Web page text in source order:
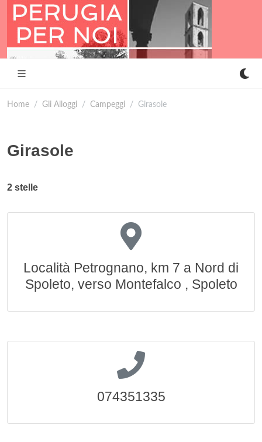
Home Gli Alloggi Campeggi Girasole
Girasole
2 stelle
Località Petrognano, km 7 a Nord di
Spoleto, verso Montefalco , Spoleto
074351335